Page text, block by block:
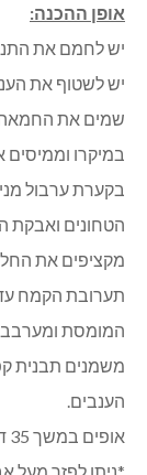
אופן ההכנה:
יש לחמם את התנור לחום
יש לשטוף את
שמים את החמאה
במיקרו
בקערת ערבול
הטחונים ואבקת
מקציפים את
תערובת הקמח
המומסת
משמנים תבנית
הענבים.
אופים במשך 35 דקות או עד שהעוגה יציבה וזהובה.